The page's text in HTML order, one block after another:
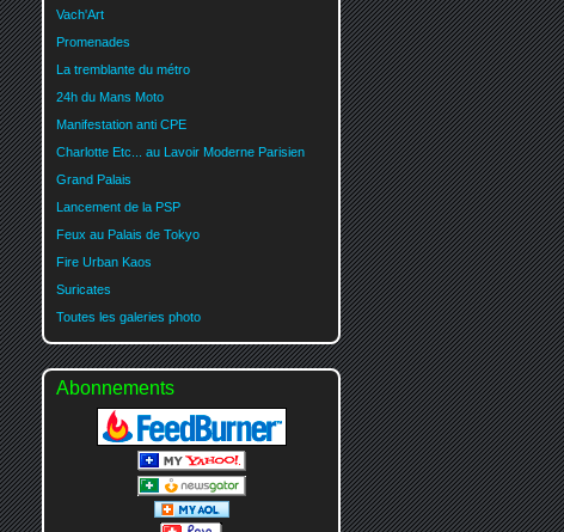
Vach'Art
Promenades
La tremblante du métro
24h du Mans Moto
Manifestation anti CPE
Charlotte Etc... au Lavoir Moderne Parisien
Grand Palais
Lancement de la PSP
Feux au Palais de Tokyo
Fire Urban Kaos
Suricates
Toutes les galeries photo
Abonnements